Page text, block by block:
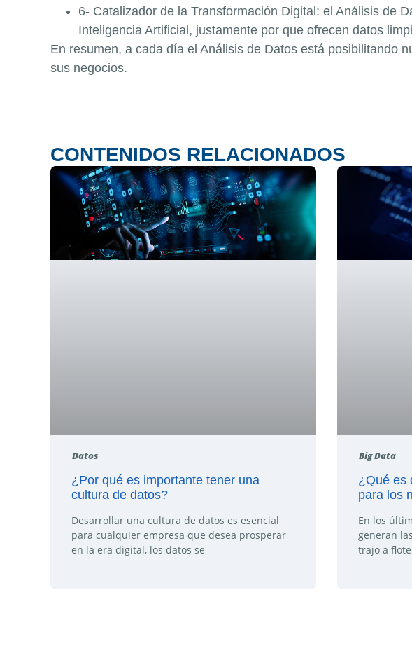
6- Catalizador de la Transformación Digital: el Análisis de
Inteligencia Artificial, justamente por que ofrecen datos
En resumen, a cada día el Análisis de Datos está posibilitando
sus negocios.
CONTENIDOS RELACIONADOS
Datos
¿Por qué es importante tener una
cultura de datos?
Desarrollar una cultura de datos es esencial
para cualquier empresa que desea prosperar
en la era digital, los datos se
Big Data
¿Qué es
para los
En los
generan
trajo a